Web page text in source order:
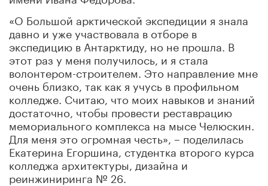
«О Большой арктической экспедиции я знала
давно и уже участвовала в отборе в
экспедицию в Антарктиду, но не прошла. В
этот раз у меня получилось, и я стала
волонтером-строителем. Это направление мне
очень близко, так как я учусь в профильном
колледже. Считаю, что моих навыков и знаний
достаточно, чтобы провести реставрацию
мемориального комплекса на мысе Челюскин.
Для меня это огромная честь», – поделилась
Екатерина Егоршина, студентка второго курса
колледжа архитектуры, дизайна и
реинжиниринга № 26.